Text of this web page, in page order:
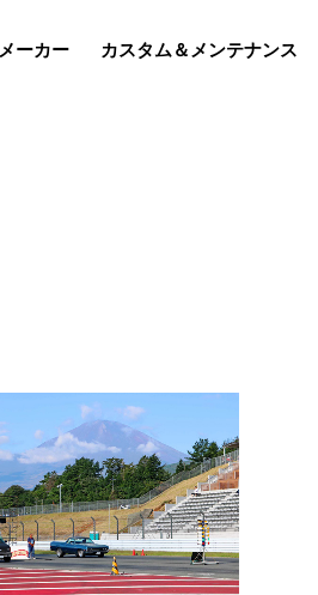
メーカー カスタム＆メンテナンス